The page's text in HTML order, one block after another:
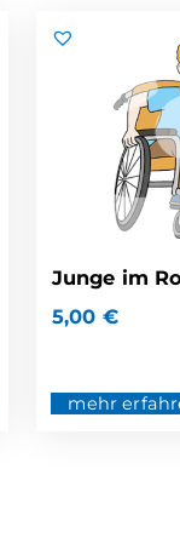
Junge im
5,00 €
mehr